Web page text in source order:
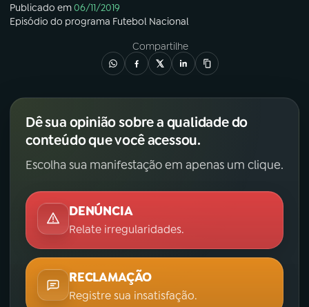
Publicado em06/11/2019
Episódio do programa Futebol Nacional
Compartilhe
Dê sua opinião sobre a qualidade do
conteúdo que você acessou.
Escolha sua manifestação em apenas um clique.
DENÚNCIA
Relate irregularidades.
RECLAMAÇÃO
Registre sua insatisfação.